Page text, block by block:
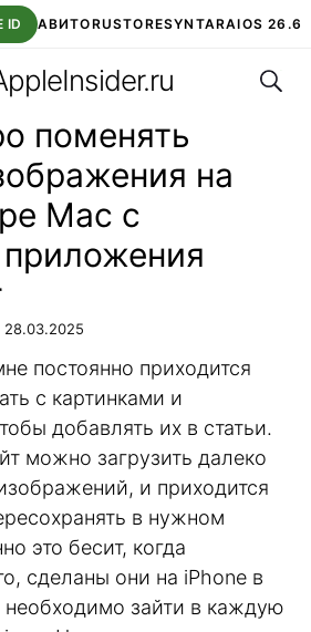
ID АВИТОRUSTORESYNTARAIOS 26.6
ROBLOXВТБ ОНЛАЙН
поменять
на
Mac с
28.03.2025
постоянно приходится
с картинками и
добавлять их в статьи.
можно загрузить далеко
и приходится
в нужном
это бесит, когда
сделаны они на iPhone в
необходимо зайти в каждую